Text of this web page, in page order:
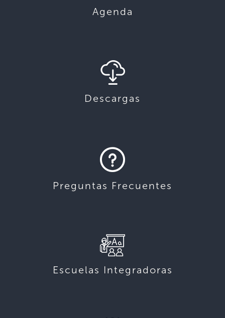
Agenda
Descargas
Preguntas Frecuentes
Escuelas Integradoras